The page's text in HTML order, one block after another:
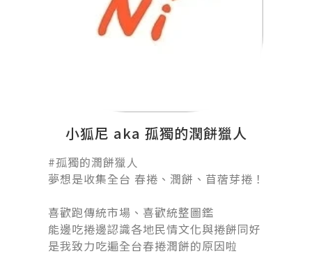
小狐尼 aka 孤獨的潤餅獵人
#孤獨的潤餅獵人󠀠
夢想是收集全台 春捲、潤餅、苜蓿芽捲！
喜歡跑傳統市場、喜歡統整圖鑑
能邊吃捲邊認識各地民情文化與捲餅同好
是我致力吃遍全台春捲潤餅的原因啦